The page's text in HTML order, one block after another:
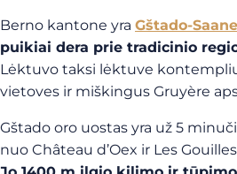
Berno kantone yra Gštado-
puikiai dera prie tradicinio
Lėktuvo taksi lėktuve
vietoves ir miškingus Gruyère
Gštado oro uostas yra už 5
nuo Château d’Oex ir Les